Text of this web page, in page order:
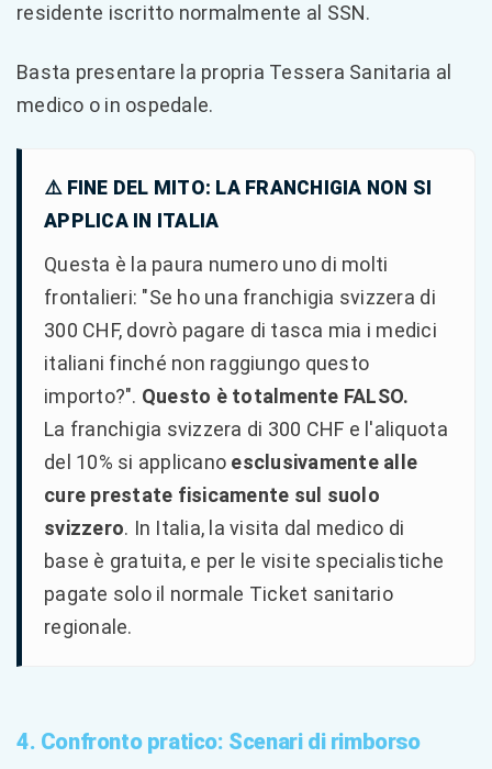
residente iscritto normalmente al SSN.
Basta presentare la propria Tessera Sanitaria al
medico o in ospedale.
⚠️ FINE DEL MITO: LA FRANCHIGIA NON SI
APPLICA IN ITALIA
Questa è la paura numero uno di molti
frontalieri: "Se ho una franchigia svizzera di
300 CHF, dovrò pagare di tasca mia i medici
italiani finché non raggiungo questo
importo?". Questo è totalmente FALSO.
La franchigia svizzera di 300 CHF e l'aliquota
del 10% si applicano esclusivamente alle
cure prestate fisicamente sul suolo
svizzero. In Italia, la visita dal medico di
base è gratuita, e per le visite specialistiche
pagate solo il normale Ticket sanitario
regionale.
4. Confronto pratico: Scenari di rimborso